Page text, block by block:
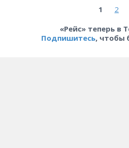
1
2
«Рейс» теперь в
Подпишитесь, чтобы